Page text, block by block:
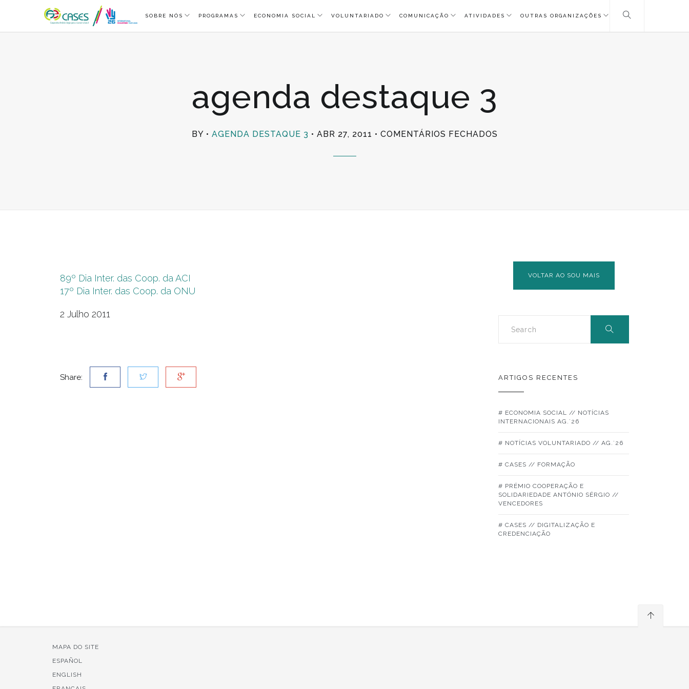
SOBRE NÓS PROGRAMAS ECONOMIA SOCIAL VOLUNTARIADO COMUNICAÇÃO ATIVIDADES OUTRAS ORGANIZAÇÕES
agenda destaque 3
BY AGENDA DESTAQUE 3 ABR 27, 2011 COMENTÁRIOS FECHADOS
89º Dia Inter. das Coop. da ACI
17º Dia Inter. das Coop. da ONU
2 Julho 2011
Share:
VOLTAR AO SOU MAIS
ARTIGOS RECENTES
# ECONOMIA SOCIAL // NOTÍCIAS
INTERNACIONAIS AG.´26
# NOTÍCIAS VOLUNTARIADO // AG.´26
# CASES // FORMAÇÃO
# PRÉMIO COOPERAÇÃO E
SOLIDARIEDADE ANTÓNIO SÉRGIO //
VENCEDORES
# CASES // DIGITALIZAÇÃO E
CREDENCIAÇÃO
MAPA DO SITE
ESPAÑOL
ENGLISH